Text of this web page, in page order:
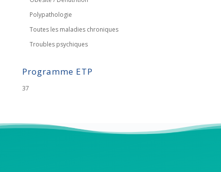
Polypathologie
Toutes les maladies chroniques
Troubles psychiques
Programme ETP
37